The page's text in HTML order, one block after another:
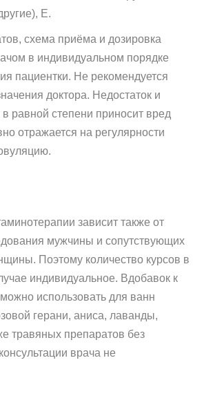
E.
схема приёма и дозировка
в индивидуальном порядке
пациентки. Не рекомендуется
доктора. Недостаток и
равной степени приносит вред
отражается на регулярности
зависит также от
мужчины и сопутствующих
Поэтому количество курсов в
индивидуальное. Вдобавок к
использовать для ванн
герани, аниса, лаванды,
травяных препаратов без
врача не